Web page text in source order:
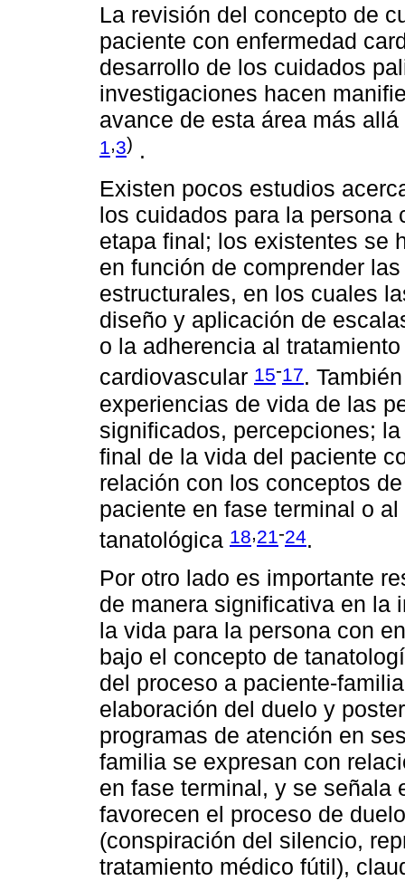
La revisión del concepto de
paciente con enfermedad
desarrollo de los cuidados
investigaciones hacen
avance de esta área más
1 ,3) .
Existen pocos estudios
los cuidados para la persona
etapa final; los existentes se
en función de comprender
estructurales, en los cuales
diseño y aplicación de
o la adherencia al
cardiovascular 15-17.
experiencias de vida de las
significados, percepciones;
final de la vida del paciente
relación con los conceptos
paciente en fase terminal o
tanatológica 18 21 -24.
Por otro lado es importante
de manera significativa en la
la vida para la persona con
bajo el concepto de
del proceso a paciente-
elaboración del duelo y
programas de atención en
familia se expresan con
en fase terminal, y se señala
favorecen el proceso de
(conspiración del silencio,
tratamiento médico fútil),